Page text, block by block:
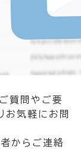
質問やご要
お気軽にお問
からご連絡